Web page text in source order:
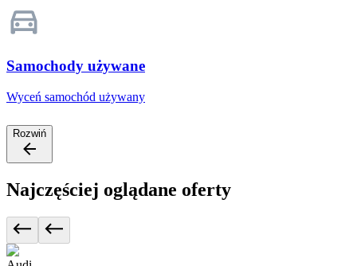
Samochody używane
Wyceń samochód używany
Rozwiń
Najczęściej oglądane oferty